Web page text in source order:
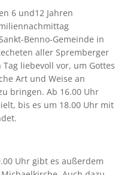
6 und12 Jahren
Benno-Gemeinde in
aller Spremberger
liebevoll vor, um Gottes
Art und Weise an
bringen. Ab 16.00 Uhr
bis es um 18.00 Uhr mit
Uhr gibt es außerdem